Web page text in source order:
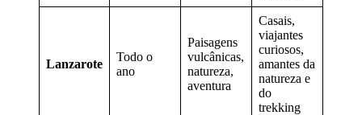
Lanzarote
Todo o
ano
Paisagens
vulcânicas,
natureza,
aventura
Casais,
viajantes
curiosos,
amantes da
natureza e
do
trekking